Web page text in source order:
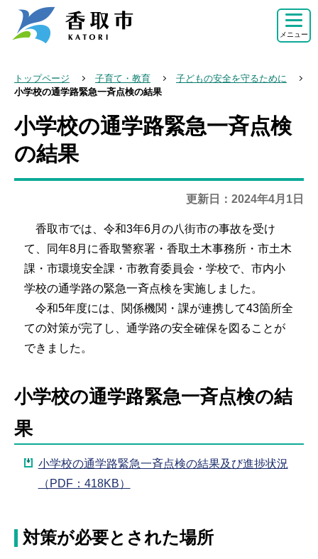
メニュー
トップページ 子育て・教育
子どもの安全を守るために
小学校の通学路緊急一斉点検の結果
本
こ
こ
小学校の通学路緊急一斉点検
の結果
更新日：2024年4月1日
香取市では、令和3年6月の八街市の事故を受け
て、同年8月に香取警察署・香取土木事務所・市土木
課・市環境安全課・市教育委員会・学校で、市内小
学校の通学路の緊急一斉点検を実施しました。
令和5年度には、関係機関・課が連携して43箇所全
ての対策が完了し、通学路の安全確保を図ることが
できました。
小学校の通学路緊急一斉点検の結
果
小学校の通学路緊急一斉点検の結果及び進捗状況
（PDF：418KB）
対策が必要とされた場所